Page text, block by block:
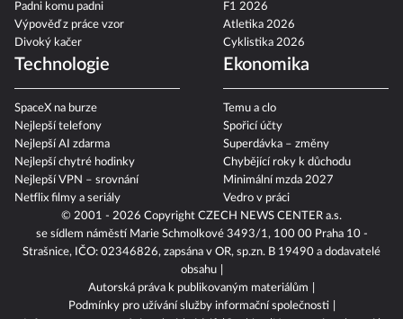
© 2001 - 2026 Copyright CZECH NEWS CENTER a.s.
se sídlem náměstí Marie Schmolkové 3493/1, 100 00 Praha 10 -
Strašnice, IČO: 02346826, zapsána v OR, sp.zn. B 19490 a dodavatelé
obsahu
Autorská práva k publikovaným materiálům
Podmínky pro užívání služby informační společnosti
Padni komu padni
Výpověď z práce vzor
Divoký kačer
F1 2026
Atletika 2026
Cyklistika 2026
Technologie
SpaceX na burze
Nejlepší telefony
Nejlepší AI zdarma
Nejlepší chytré hodinky
Nejlepší VPN – srovnání
Netflix filmy a seriály
Ekonomika
Temu a clo
Spořicí účty
Superdávka – změny
Chybějící roky k důchodu
Minimální mzda 2027
Vedro v práci